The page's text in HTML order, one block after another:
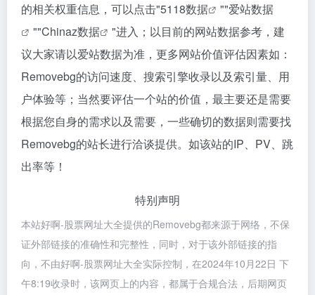
的相关权重信息，可以点击"5118数据 ""爱站数据
""Chinaz数据
"进入；以目前的网站数据参考，建
议大家请以爱站数据为准，更多网站价值评估因素如：
Removebg的访问速度、搜索引擎收录以及索引量、用
户体验等；当然要评估一个站的价值，最主要还是需要
根据您自身的需求以及需要，一些确切的数据则需要找
Removebg的站长进行洽谈提供。如该站的IP、PV、跳
出率等！
特别声明
本站好啊-股票网址大全提供的Removebg都来源于网络，不保
证外部链接的准确性和完整性，同时，对于该外部链接的指
向，不由好啊-股票网址大全实际控制，在2024年10月22日 下
午8:19收录时，该网页上的内容，都属于合规合法，后期网页